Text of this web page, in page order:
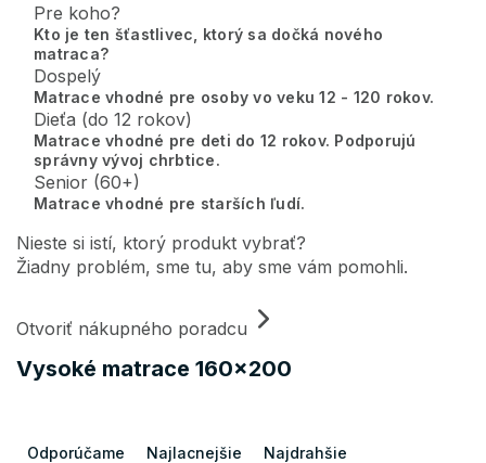
Vysoké matrace 160×200
Pre koho?
Kto je ten šťastlivec, ktorý sa dočká nového
matraca?
Dospelý
Matrace vhodné pre osoby vo veku 12 - 120 rokov.
Dieťa (do 12 rokov)
Matrace vhodné pre deti do 12 rokov. Podporujú
správny vývoj chrbtice.
Senior (60+)
Matrace vhodné pre starších ľudí.
Nieste si istí, ktorý produkt vybrať?
Žiadny problém, sme tu, aby sme vám pomohli.
Otvoriť nákupného poradcu
Odporúčame Najlacnejšie Najdrahšie